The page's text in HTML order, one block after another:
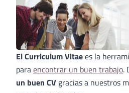
El Curriculum Vitaees la
paraencontrar un buen trabajo.
un buen CV gracias a nuestros